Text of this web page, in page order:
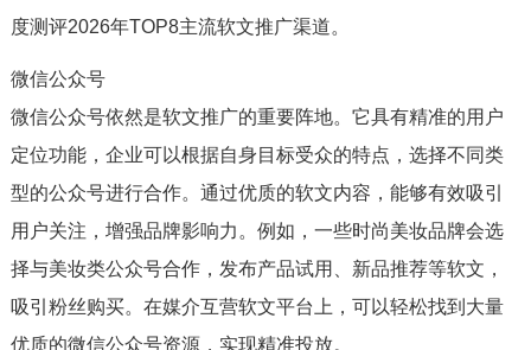
度测评2026年TOP8主流软文推广渠道。
微信公众号
微信公众号依然是软文推广的重要阵地。它具有精准的用户
定位功能，企业可以根据自身目标受众的特点，选择不同类
型的公众号进行合作。通过优质的软文内容，能够有效吸引
用户关注，增强品牌影响力。例如，一些时尚美妆品牌会选
择与美妆类公众号合作，发布产品试用、新品推荐等软文，
吸引粉丝购买。在媒介互营软文平台上，可以轻松找到大量
优质的微信公众号资源，实现精准投放。